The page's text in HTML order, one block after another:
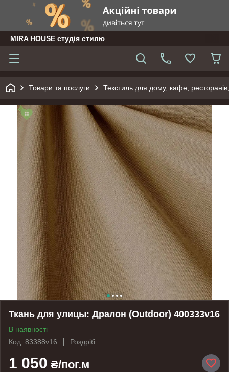
MIRA HOUSE студія стилю
Товари та послуги Текстиль для дому, кафе,
Ткань для улицы: Дралон (Outdoor) 400333v16
В наявності
Код: 83388v16
Роздріб
1 050 ₴/пог.м